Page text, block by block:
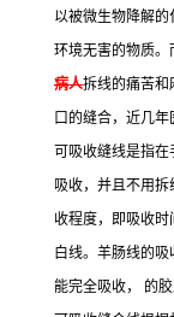
以被微生物降解
环境无害的物质
病人拆线的痛苦和
口的缝合，近几
可吸收缝线是指
吸收，并且不用
收程度，即吸收
白线。羊肠线的
能完全吸收， 的